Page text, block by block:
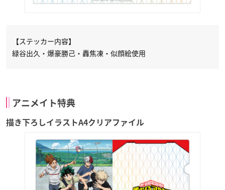
【ステッカー内容】
緑谷出久・爆豪勝己・轟焦凍・似顔絵使用
アニメイト特典
描き下ろしイラストA4クリアファイル